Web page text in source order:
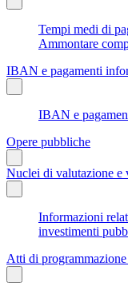
Tempi medi di
Ammontare
IBAN e pagamenti
IBAN e
Opere pubbliche
Nuclei di valutazione e
Informazioni
investimenti
Atti di